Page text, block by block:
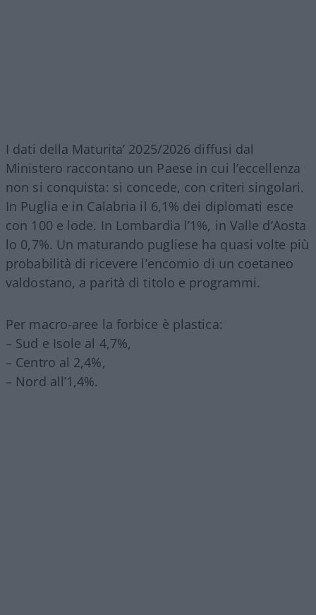
I dati della Maturita’ 2025/2026 diffusi dal
Ministero raccontano un Paese in cui l’eccellenza
non si conquista: si concede, con criteri singolari.
In Puglia e in Calabria il 6,1% dei diplomati esce
con 100 e lode. In Lombardia l’1%, in Valle d’Aosta
lo 0,7%. Un maturando pugliese ha quasi volte più
probabilità di ricevere l’encomio di un coetaneo
valdostano, a parità di titolo e programmi.
Per macro-aree la forbice è plastica:
– Sud e Isole al 4,7%,
– Centro al 2,4%,
– Nord all’1,4%.